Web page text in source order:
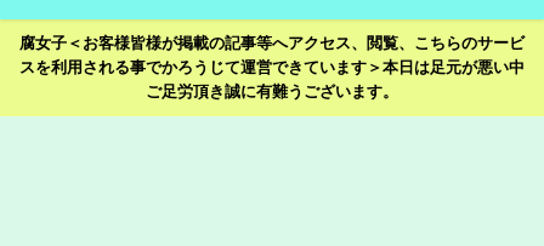
腐女子＜お客様皆様が掲載の記事等へアクセス、閲覧、こちらのサービ
スを利用される事でかろうじて運営できています＞本日は足元が悪い中
ご足労頂き誠に有難うございます。